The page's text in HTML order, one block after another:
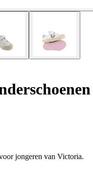
jongeren van Victoria.